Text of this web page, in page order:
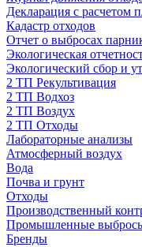
Декларация с расчетом
Кадастр отходов
Отчет о выбросах
Экологическая
Экологический сбор и
2 ТП Рекультивация
2 ТП Водхоз
2 ТП Воздух
2 ТП Отходы
Лабораторные анализы
Атмосферный воздух
Вода
Почва и грунт
Отходы
Производственный
Промышленные
Бренды